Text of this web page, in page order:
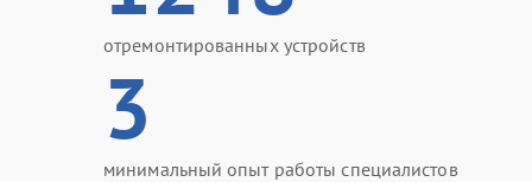
отремонтированных устройств
3
минимальный опыт работы специалистов